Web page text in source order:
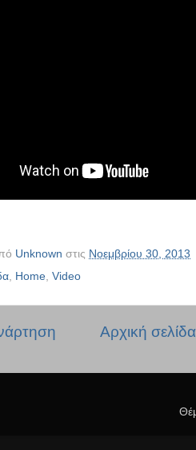
Unknown στις Νοεμβρίου 30, 2013
Home Video
Αρχική σελίδα